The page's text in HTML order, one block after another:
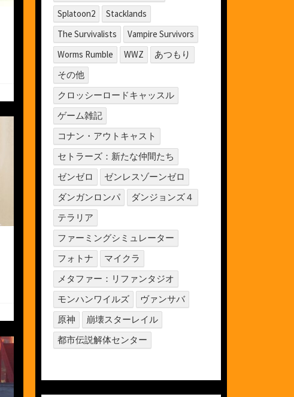
Splatoon2
Stacklands
The Survivalists
Vampire Survivors
Worms Rumble
WWZ
あつもり
その他
クロッシーロードキャッスル
ゲーム雑記
コナン・アウトキャスト
セトラーズ：新たな仲間たち
ゼンゼロ
ゼンレスゾーンゼロ
ダンガンロンパ
ダンジョンズ４
テラリア
ファーミングシミュレーター
フォトナ
マイクラ
メタファー：リファンタジオ
モンハンワイルズ
ヴァンサバ
原神
崩壊スターレイル
都市伝説解体センター